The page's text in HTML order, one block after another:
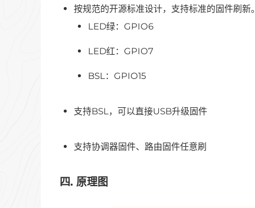
按规范的开源标准设计，支持标准的固件刷新。
LED绿：GPIO6
LED红：GPIO7
BSL：GPIO15
支持BSL，可以直接USB升级固件
支持协调器固件、路由固件任意刷
四. 原理图